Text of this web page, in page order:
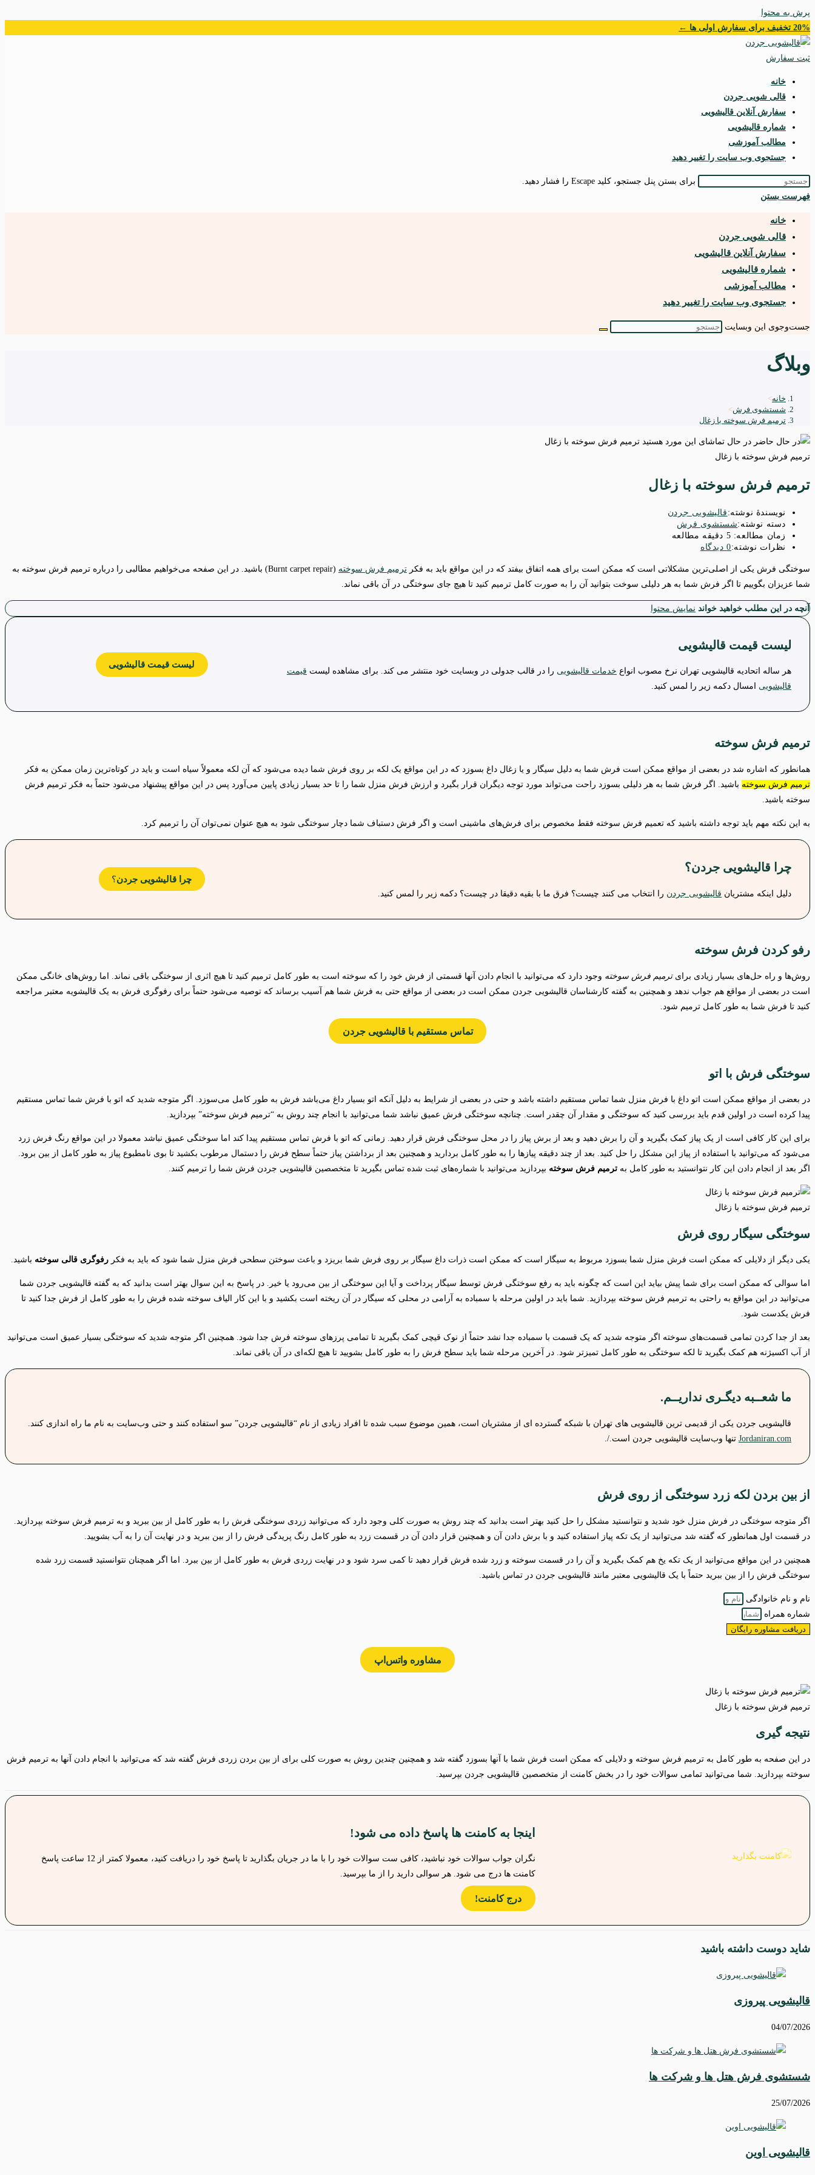
پرش به محتوا
20% تخفیف برای سفارش اولی ها ←
ثبت سفارش
خانه
قالی شویی جردن
سفارش آنلاین قالیشویی
شماره قالیشویی
مطالب آموزشی
جستجوی وب سایت را تغییر دهید
برای بستن پنل جستجو، کلید Escape را فشار دهید.
فهرست بستن
خانه
قالی شویی جردن
سفارش آنلاین قالیشویی
شماره قالیشویی
مطالب آموزشی
جستجوی وب سایت را تغییر دهید
جست‌وجوی این وبسایت
وبلاگ
خانه>
شستشوی فرش>
ترمیم فرش سوخته با زغال
ترمیم فرش سوخته با زغال
ترمیم فرش سوخته با زغال
نویسندهٔ نوشته: قالیشویی جردن
دسته‌ نوشته:شستشوی فرش
زمان مطالعه: 5 دقیقه مطالعه
نظرات نوشته:0 دیدگاه
سوختگی فرش یکی از اصلی‌ترین مشکلاتی است که ممکن است برای همه اتفاق بیفتد که در این مواقع باید به فکر ترمیم فرش سوخته
(Burnt carpet repair) باشید. در این صفحه می‌خواهیم مطالبی را درباره ترمیم فرش سوخته به
شما عزیزان بگوییم تا اگر فرش شما به هر دلیلی سوخت بتوانید آن را به صورت کامل ترمیم کنید تا هیچ جای سوختگی در آن باقی نماند.
آنچه در این مطلب خواهید خواند نمایش محتوا
لیست قیمت قالیشویی
هر ساله اتحادیه قالیشویی تهران نرخ مصوب انواع خدمات قالیشویی را در قالب جدولی در وبسایت خود منتشر می کند. برای مشاهده لیست قیمت
قالیشویی امسال دکمه زیر را لمس کنید.
لیست قیمت قالیشویی
ترمیم فرش سوخته
همانطور که اشاره شد در بعضی از مواقع ممکن است فرش شما به دلیل سیگار و یا زغال داغ بسوزد که در این مواقع یک لکه بر روی فرش شما دیده می‌شود که آن لکه معمولاً سیاه است و باید در کوتاه‌ترین زمان ممکن به فکر
ترمیم فرش سوخته باشید. اگر فرش شما به هر دلیلی بسوزد راحت می‌تواند مورد توجه دیگران قرار بگیرد و ارزش فرش منزل شما را تا حد بسیار زیادی پایین می‌آورد پس در این مواقع پیشنهاد می‌شود حتماً به فکر ترمیم فرش
سوخته باشید.
به این نکته مهم باید توجه داشته باشید که تعمیم فرش سوخته فقط مخصوص برای فرش‌های ماشینی است و اگر فرش دستباف شما دچار سوختگی شود به هیچ عنوان نمی‌توان آن را ترمیم کرد.
چرا قالیشویی جردن؟
دلیل اینکه مشتریان قالیشویی جردن را انتخاب می کنند چیست؟ فرق ما با بقیه دقیقا در چیست؟ دکمه زیر را لمس کنید.
چرا قالیشویی جردن؟
رفو کردن فرش سوخته
روش‌ها و راه حل‌های بسیار زیادی برایترمیم فرش سوخته وجود دارد که می‌توانید با انجام دادن آنها قسمتی از فرش خود را که سوخته است به طور کامل ترمیم کنید تا هیچ اثری از سوختگی باقی نماند. اما روش‌های خانگی ممکن
است در بعضی از مواقع هم جواب ندهد و همچنین به گفته کارشناسان قالیشویی جردن ممکن است در بعضی از مواقع حتی به فرش شما هم آسیب برساند که توصیه می‌شود حتماً برای رفوگری فرش به یک قالیشویه معتبر مراجعه
کنید تا فرش شما به طور کامل ترمیم شود.
تماس مستقیم با قالیشویی جردن
سوختگی فرش با اتو
در بعضی از مواقع ممکن است اتو داغ با فرش منزل شما تماس مستقیم داشته باشد و حتی در بعضی از شرایط به دلیل آنکه اتو بسیار داغ می‌باشد فرش به طور کامل می‌سوزد. اگر متوجه شدید که اتو با فرش شما تماس مستقیم
پیدا کرده است در اولین قدم باید بررسی کنید که سوختگی و مقدار آن چقدر است. چنانچه سوختگی فرش عمیق نباشد شما می‌توانید با انجام چند روش به “ترمیم فرش سوخته” بپردازید.
برای این کار کافی است از یک پیاز کمک بگیرید و آن را برش دهید و بعد از برش پیاز را در محل سوختگی فرش قرار دهید. زمانی که اتو با فرش تماس مستقیم پیدا کند اما سوختگی عمیق نباشد معمولا در این مواقع رنگ فرش زرد
می‌شود که می‌توانید با استفاده از پیاز این مشکل را حل کنید. بعد از چند دقیقه پیازها را به طور کامل بردارید و همچنین بعد از برداشتن پیاز حتماً سطح فرش را دستمال مرطوب بکشید تا بوی نامطبوع پیاز به طور کامل از بین برود.
اگر بعد از انجام دادن این کار نتوانستید به طور کامل به ترمیم فرش سوخته بپردازید می‌توانید با شماره‌های ثبت شده تماس بگیرید تا متخصصین قالیشویی جردن فرش شما را ترمیم کنند.
ترمیم فرش سوخته با زغال
سوختگی سیگار روی فرش
یکی دیگر از دلایلی که ممکن است فرش منزل شما بسوزد مربوط به سیگار است که ممکن است ذرات داغ سیگار بر روی فرش شما بریزد و باعث سوختن سطحی فرش منزل شما شود که باید به فکر رفوگری قالی سوخته باشید.
اما سوالی که ممکن است برای شما پیش بیاید این است که چگونه باید به رفع سوختگی فرش توسط سیگار پرداخت و آیا این سوختگی از بین می‌رود یا خیر. در پاسخ به این سوال بهتر است بدانید که به گفته قالیشویی جردن شما
می‌توانید در این مواقع به راحتی به ترمیم فرش سوخته بپردازید. شما باید در اولین مرحله با سمباده به آرامی در محلی که سیگار در آن ریخته است بکشید و با این کار الیاف سوخته شده فرش را به طور کامل از فرش جدا کنید تا
فرش یکدست شود.
بعد از جدا کردن تمامی قسمت‌های سوخته اگر متوجه شدید که یک قسمت با سمباده جدا نشد حتماً از نوک قیچی کمک بگیرید تا تمامی پرزهای سوخته فرش جدا شود. همچنین اگر متوجه شدید که سوختگی بسیار عمیق است می‌توانید
از آب اکسیژنه هم کمک بگیرید تا لکه سوختگی به طور کامل تمیزتر شود. در آخرین مرحله شما باید سطح فرش را به طور کامل بشویید تا هیچ لکه‌ای در آن باقی نماند.
ما شعــبه دیگـری نداریــم.
قالیشویی جردن یکی از قدیمی ترین قالیشویی های تهران با شبکه گسترده ای از مشتریان است، همین موضوع سبب شده تا افراد زیادی از نام “قالیشویی جردن” سو استفاده کنند و حتی وب‌سایت به نام ما راه اندازی کنند.
Jordaniran.com تنها وب‌سایت قالیشویی جردن است./.
از بین بردن لکه زرد سوختگی از روی فرش
اگر متوجه سوختگی در فرش منزل خود شدید و نتوانستید مشکل را حل کنید بهتر است بدانید که چند روش به صورت کلی وجود دارد که می‌توانید زردی سوختگی فرش را به طور کامل از بین ببرید و به ترمیم فرش سوخته بپردازید.
در قسمت اول همانطور که گفته شد می‌توانید از یک تکه پیاز استفاده کنید و با برش دادن آن و همچنین قرار دادن آن در قسمت زرد به طور کامل رنگ پریدگی فرش را از بین ببرید و در نهایت آن را به آب بشویید.
همچنین در این مواقع می‌توانید از یک تکه یخ هم کمک بگیرید و آن را در قسمت سوخته و زرد شده فرش قرار دهید تا کمی سرد شود و در نهایت زردی فرش به طور کامل از بین ببرد. اما اگر همچنان نتوانستید قسمت زرد شده
سوختگی فرش را از بین ببرید حتماً با یک قالیشویی معتبر مانند قالیشویی جردن در تماس باشید.
نام و نام خانوادگی
شماره همراه
دریافت مشاوره رایگان
مشاوره واتس‌اپ
ترمیم فرش سوخته با زغال
نتیجه گیری
در این صفحه به طور کامل به ترمیم فرش سوخته و دلایلی که ممکن است فرش شما با آنها بسوزد گفته شد و همچنین چندین روش به صورت کلی برای از بین بردن زردی فرش گفته شد که می‌توانید با انجام دادن آنها به ترمیم فرش
سوخته بپردازید. شما می‌توانید تمامی سوالات خود را در بخش کامنت از متخصصین قالیشویی جردن بپرسید.
اینجا به کامنت ها پاسخ داده می شود!
نگران جواب سوالات خود نباشید، کافی ست سوالات خود را با ما در جریان بگذارید تا پاسخ خود را دریافت کنید، معمولا کمتر از 12 ساعت پاسخ
کامنت ها درج می شود. هر سوالی دارید را از ما بپرسید.
درج کامنت!
شاید دوست داشته باشید
قالیشویی پیروزی
04/07/2026
شستشوی فرش هتل ها و شرکت ها
25/07/2026
قالیشویی اوین